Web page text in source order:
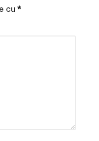
cu*